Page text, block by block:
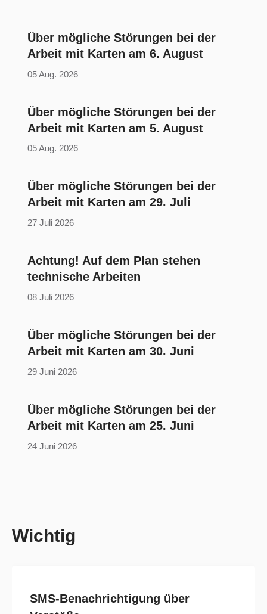
Über mögliche Störungen bei der
Arbeit mit Karten am 6. August
05 Aug. 2026
Über mögliche Störungen bei der
Arbeit mit Karten am 5. August
05 Aug. 2026
Über mögliche Störungen bei der
Arbeit mit Karten am 29. Juli
27 Juli 2026
Achtung! Auf dem Plan stehen
technische Arbeiten
08 Juli 2026
Über mögliche Störungen bei der
Arbeit mit Karten am 30. Juni
29 Juni 2026
Über mögliche Störungen bei der
Arbeit mit Karten am 25. Juni
24 Juni 2026
Wichtig
SMS-Benachrichtigung über